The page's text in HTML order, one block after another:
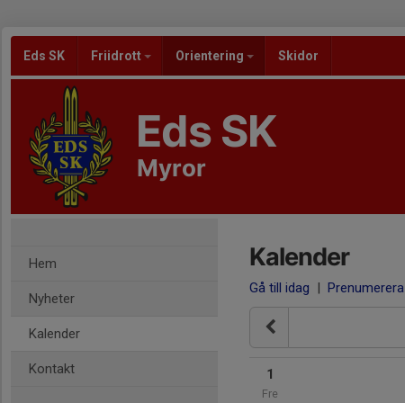
Eds SK Friidrott Orientering Skidor
Eds SK
Myror
Hem
Nyheter
Kalender
Kontakt
Kalender
Gå till idag | Prenumerera
1
Fre